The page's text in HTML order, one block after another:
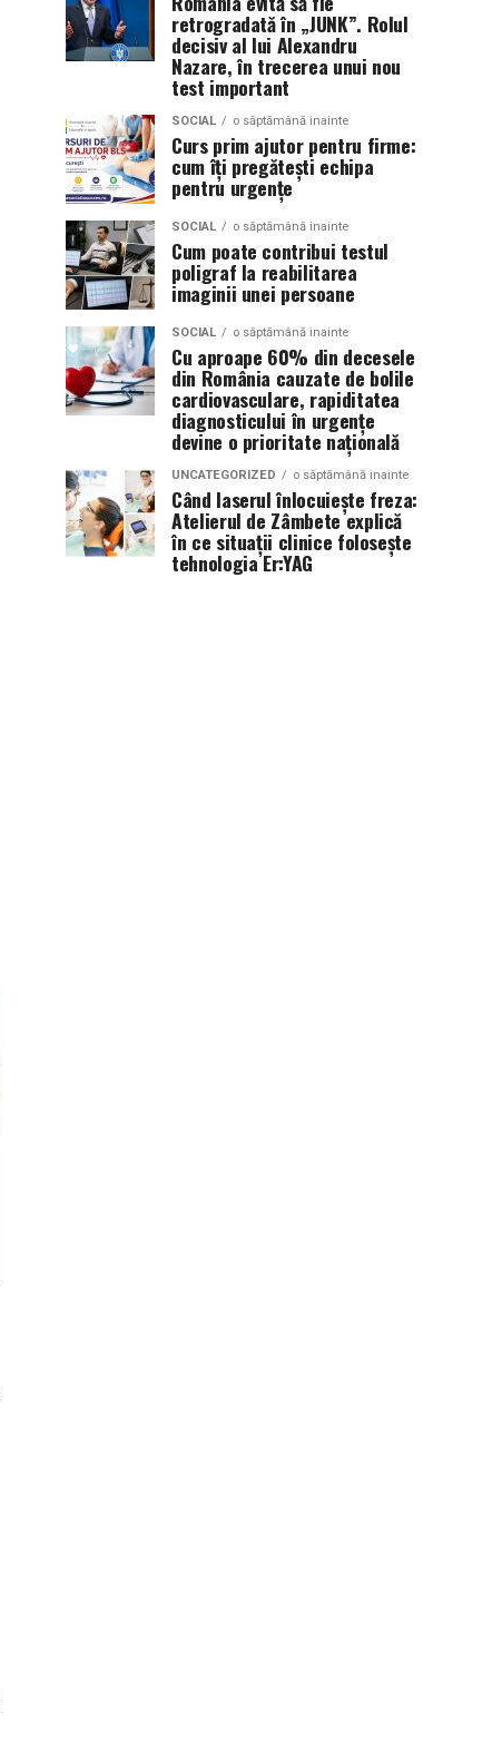
retrogradată în „JUNK”. Rolul
decisiv al lui Alexandru
Nazare, în trecerea unui nou
test important
SOCIAL o săptămână inainte
Curs prim ajutor pentru firme:
cum îți pregătești echipa
pentru urgențe
SOCIAL o săptămână inainte
Cum poate contribui testul
poligraf la reabilitarea
imaginii unei persoane
SOCIAL o săptămână inainte
Cu aproape 60% din decesele
din România cauzate de bolile
cardiovasculare, rapiditatea
diagnosticului în urgențe
devine o prioritate națională
UNCATEGORIZED o săptămână inainte
Când laserul înlocuiește freza:
Atelierul de Zâmbete explică
în ce situații clinice folosește
tehnologia Er:YAG